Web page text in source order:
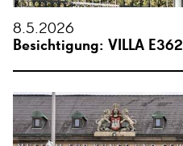
8.5.2026
Besichtigung: VILLA E362